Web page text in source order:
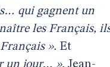
qui gagnent un
les Français,
». Et
un jour… ». Jean-